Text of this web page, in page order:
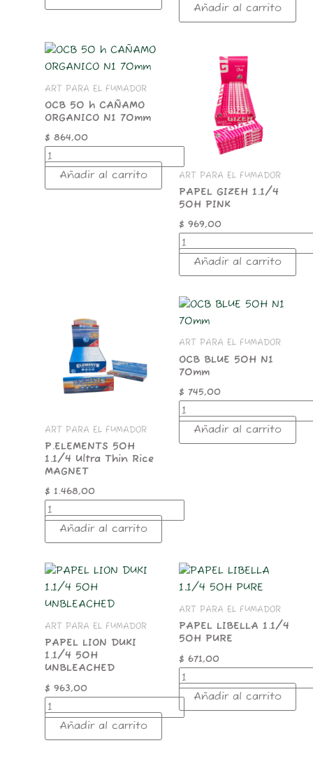
Añadir al carrito
ART PARA EL FUMADOR
OCB 50 h CAÑAMO
ORGANICO N1 70mm
$ 864,00
OCB
50
CAÑAMO
ORGANICO
N1
70mm
cantidad
Añadir al carrito ART PARA EL FUMADOR
PAPEL GIZEH 1.1/4
50H PINK
$ 969,00
cantidad
Añadir al carrito
ART PARA EL FUMADOR
P.ELEMENTS 50H
1.1/4 Ultra Thin Rice
MAGNET
$ 1.468,00
MAGNET
Añadir al carrito
ART PARA EL FUMADOR
OCB BLUE 50H N1
70mm
$ 745,00
OCB
BLUE
N1
70mm
cantidad
Añadir al carrito
ART PARA EL FUMADOR
PAPEL LION DUKI
1.1/4 50H
UNBLEACHED
$ 963,00
PAPEL
LION
DUKI
1.1/4
50H
UNBLEACHED
cantidad
Añadir al carrito
ART PARA EL FUMADOR
PAPEL LIBELLA 1.1/4
50H PURE
$ 671,00
PAPEL
LIBELLA
50H
PURE
cantidad
Añadir al carrito